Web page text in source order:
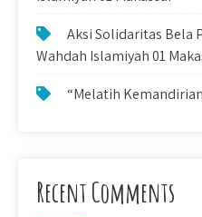
Aksi Solidaritas Bela
Wahdah Islamiyah 01
“Melatih
Recent Comments